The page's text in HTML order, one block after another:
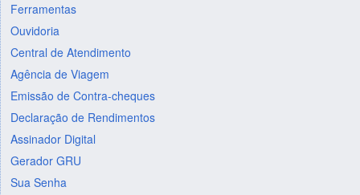
Ferramentas
Ouvidoria
Central de Atendimento
Agência de Viagem
Emissão de Contra-cheques
Declaração de Rendimentos
Assinador Digital
Gerador GRU
Sua Senha